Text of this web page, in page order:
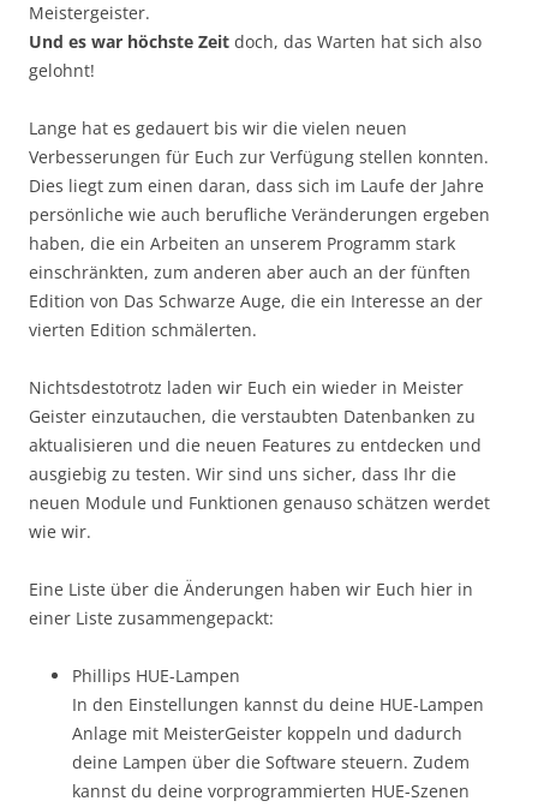
Meistergeister.
Und es war höchste Zeit doch, das Warten hat sich also
gelohnt!
Lange hat es gedauert bis wir die vielen neuen
Verbesserungen für Euch zur Verfügung stellen konnten.
Dies liegt zum einen daran, dass sich im Laufe der Jahre
persönliche wie auch berufliche Veränderungen ergeben
haben, die ein Arbeiten an unserem Programm stark
einschränkten, zum anderen aber auch an der fünften
Edition von Das Schwarze Auge, die ein Interesse an der
vierten Edition schmälerten.
Nichtsdestotrotz laden wir Euch ein wieder in Meister
Geister einzutauchen, die verstaubten Datenbanken zu
aktualisieren und die neuen Features zu entdecken und
ausgiebig zu testen. Wir sind uns sicher, dass Ihr die
neuen Module und Funktionen genauso schätzen werdet
wie wir.
Eine Liste über die Änderungen haben wir Euch hier in
einer Liste zusammengepackt:
Phillips HUE-Lampen
In den Einstellungen kannst du deine HUE-Lampen
Anlage mit MeisterGeister koppeln und dadurch
deine Lampen über die Software steuern. Zudem
kannst du deine vorprogrammierten HUE-Szenen